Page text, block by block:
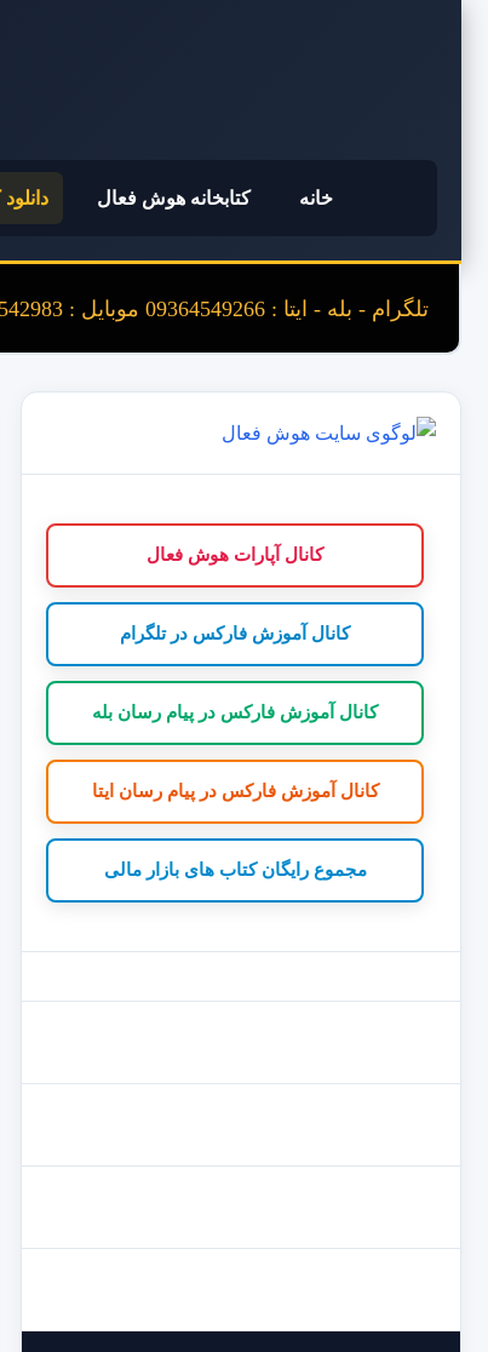
خانه کتابخانه هوش فعال
تلگرام - بله - ایتا : 09364549266 موبایل : 09119542983
کانال آپارات هوش فعال
کانال آموزش فارکس در تلگرام
کانال آموزش فارکس در پیام رسان بله
کانال آموزش فارکس در پیام رسان ایتا
مجموع رایگان کتاب های بازار مالی